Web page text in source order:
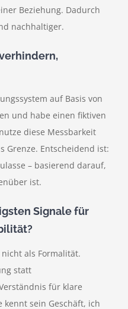
Beziehung. Dadurch
nachhaltiger.
auf Basis von
und habe einen fiktiven
diese Messbarkeit
Grenze. Entscheidend ist:
– basierend darauf,
ist.
Signale für
nicht als Formalität.
statt
für klare
kennt sein Geschäft, ich